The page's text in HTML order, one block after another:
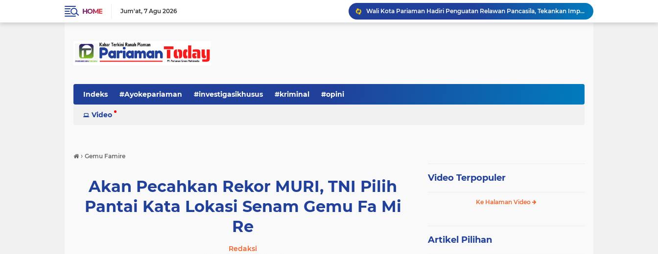
HOME Jum'at 7 Agu 2026
Wali Kota Pariaman Hadiri Penguatan Relawan Pancasila, Tekankan Implementasi Nilai Pancasila dalam Pelayanan Publik
Wali Kota Pariaman Bagikan Bibit Ikan Koi kepada Siswa SD untuk Edukasi Perikanan
Pengurus PWI Pariaman 2026–2029 Dilantik, Pemkot Tekankan Sinergi dan Profesionalisme Pers
Indeks #Ayokepariaman #investigasikhusus #kriminal #opini
Video
› Gemu Famire
Akan Pecahkan Rekor MURI, TNI Pilih
Pantai Kata Lokasi Senam Gemu Fa Mi
Re
Redaksi
Video Terpopuler
Ke Halaman Video
Artikel Pilihan